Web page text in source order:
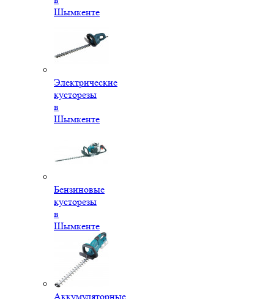
Шымкенте
Электрические
кусторезы
в
Шымкенте
Бензиновые
кусторезы
в
Шымкенте
Аккумуляторные